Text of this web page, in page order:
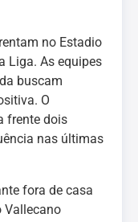
no Estadio
Liga. As equipes
buscam
O
frente dois
nas últimas
fora de casa
Vallecano